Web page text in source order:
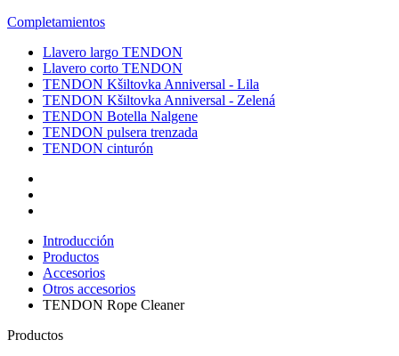
Completamientos
Llavero largo TENDON
Llavero corto TENDON
TENDON Kšiltovka Anniversal - Lila
TENDON Kšiltovka Anniversal - Zelená
TENDON Botella Nalgene
TENDON pulsera trenzada
TENDON cinturón
Introducción
Productos
Accesorios
Otros accesorios
TENDON Rope Cleaner
Productos